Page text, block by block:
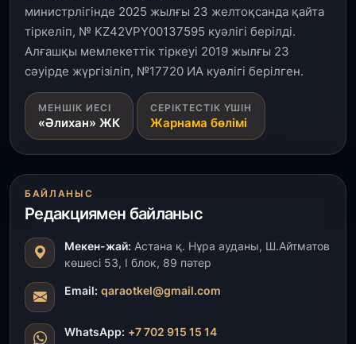
1 тамыз, 2026
Кинопоиск Қазақстан азаматтарының ең
танымал онлайн-кинотеатрына айналды
31 шілде, 2026
Ақмола облысындағы кездесуде кәсіпкерлер мен
ұстаздар «Әділет» партиясына өз ұсыныстарын
айтты
ҚР Президенті Орталық Азия елдеріне
ұзақмерзімді ынтымақтастық жоспарын әзірлеуді
ұсынды
31 шілде, 2026
«Ауыл аманаты»: Түркістанда 30,2 млрд теңгеге
4 223 жоба қаржыландырылды
министрлігінде 2025 жылғы 23 желтоқсанда қайта
тіркеліп, № KZ42VPY00137595 куәлігі берілді.
Алғашқы мемлекеттік тіркеуі 2019 жылғы 23
сәуірде жүргізіліп, №17720 ИА куәлігі берілген.
МЕНШІК ИЕСІ
«Әлихан» ЖК
СЕРІКТЕСТІК ҮШІН
Жарнама бөлімі
БАЙЛАНЫС
Редакциямен байланыс
Мекен-жай: Астана қ. Нұра ауданы, Ш.Айтматов
көшесі 53, І блок, 89 пәтер
Email: qaraotkel@gmail.com
WhatsApp: +7 702 915 15 14